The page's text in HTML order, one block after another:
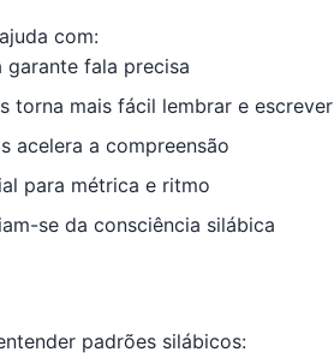
com:
fala precisa
torna mais fácil lembrar e escrever
acelera a compreensão
para métrica e ritmo
se da consciência silábica
padrões silábicos: